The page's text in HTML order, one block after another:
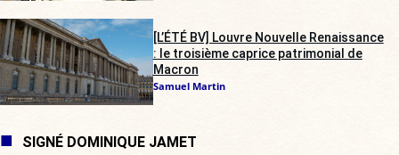
[L’ÉTÉ BV] Louvre Nouvelle Renaissance
: le troisième caprice patrimonial de
Macron
Samuel Martin
SIGNÉ DOMINIQUE JAMET